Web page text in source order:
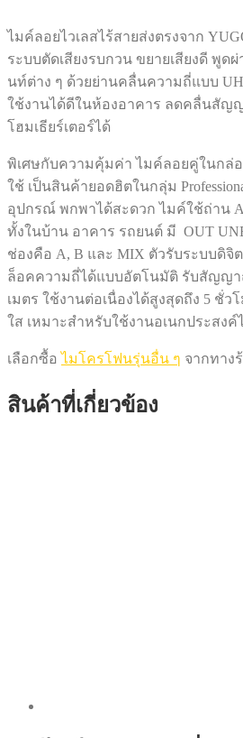
ไมค์ลอยไวเลสไร้สายส่งตรงจาก
ระบบตัดเสียงรบกวน ขยายเสียงดี พูดผ่
นท์ต่าง ๆ ด้วยย่านคลื่นความถี่แบบ
ใช้งานได้ดีในห้องอาคาร ลดคลื่นสัญ
โฮมเธียร์เตอร์ได้
พิเศษกับความคุ้มค่า ไมค์ลอยคู่ในกล่
ใช้ เป็นสินค้ายอดฮิตในกลุ่ม
อุปกรณ์ พกพาได้สะดวก ไมค์ใช้ถ่าน
ทั้งในบ้าน อาคาร รถยนต์ มี OUT
ช่องคือ A, B และ MIX ตัวรับระบบดิจิ
ล็อคความถี่ได้แบบอัตโนมัติ รับสัญญา
เมตร ใช้งานต่อเนื่องได้สูงสุดถึง 5 ชั่ว
ใส เหมาะสำหรับใช้งานอเนกประสง
เลือกซื้อไมโครโฟนรุ่นอื่น ๆ จากทาง
สินค้าที่เกี่ยวข้อง